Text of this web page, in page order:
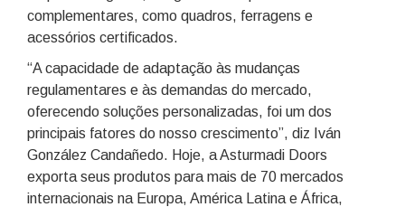
complementares, como quadros, ferragens e
acessórios certificados.
“A capacidade de adaptação às mudanças
regulamentares e às demandas do mercado,
oferecendo soluções personalizadas, foi um dos
principais fatores do nosso crescimento”, diz Iván
González Candañedo. Hoje, a Asturmadi Doors
exporta seus produtos para mais de 70 mercados
internacionais na Europa, América Latina e África,